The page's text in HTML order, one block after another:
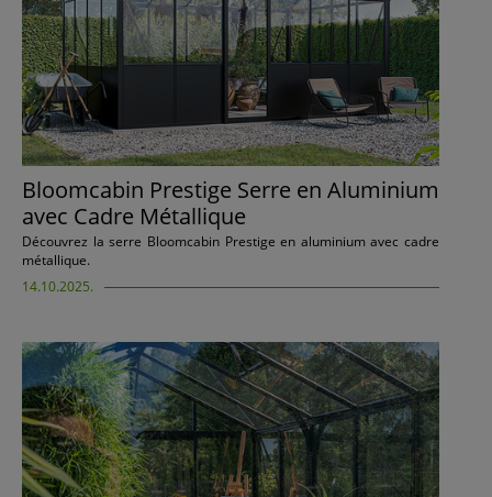
Bloomcabin Prestige Serre en Aluminium
avec Cadre Métallique
Découvrez la serre Bloomcabin Prestige en aluminium avec cadre
métallique.
14.10.2025.